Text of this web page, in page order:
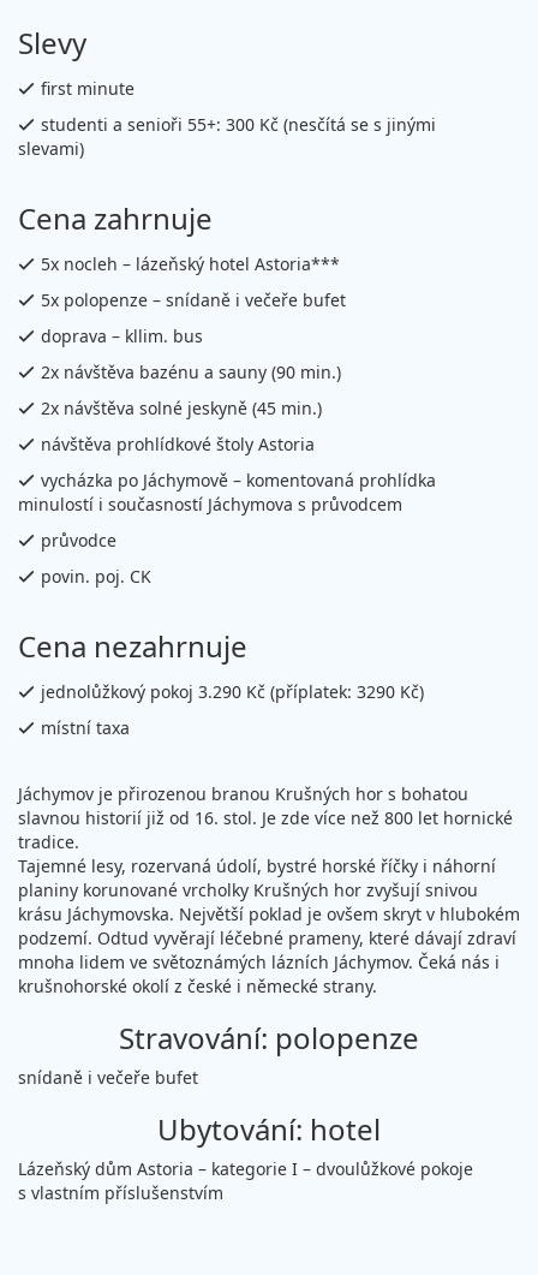
Slevy
first minute
studenti a senioři 55+: 300 Kč (nesčítá se s jinými
slevami)
Cena zahrnuje
5x nocleh – lázeňský hotel Astoria***
5x polopenze – snídaně i večeře bufet
doprava – kllim. bus
2x návštěva bazénu a sauny (90 min.)
2x návštěva solné jeskyně (45 min.)
návštěva prohlídkové štoly Astoria
vycházka po Jáchymově – komentovaná prohlídka
minulostí i současností Jáchymova s průvodcem
průvodce
povin. poj. CK
Cena nezahrnuje
jednolůžkový pokoj 3.290 Kč (příplatek: 3290 Kč)
místní taxa
Jáchymov je přirozenou branou Krušných hor s bohatou
slavnou historií již od 16. stol. Je zde více než 800 let hornické
tradice.
Tajemné lesy, rozervaná údolí, bystré horské říčky i náhorní
planiny korunované vrcholky Krušných hor zvyšují snivou
krásu Jáchymovska. Největší poklad je ovšem skryt v hlubokém
podzemí. Odtud vyvěrají léčebné prameny, které dávají zdraví
mnoha lidem ve světoznámých lázních Jáchymov. Čeká nás i
krušnohorské okolí z české i německé strany.
Stravování: polopenze
snídaně i večeře bufet
Ubytování: hotel
Lázeňský dům Astoria – kategorie I – dvoulůžkové pokoje
s vlastním příslušenstvím